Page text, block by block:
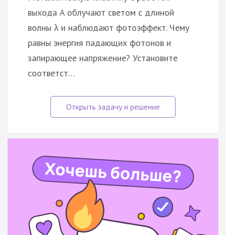
выхода A облучают светом с длиной
волны λ и наблюдают фотоэффект. Чему
равны энергия падающих фотонов и
запирающее напряжение? Установите
соответст…